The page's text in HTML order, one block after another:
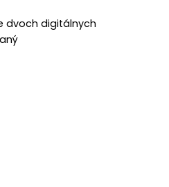
dvoch digitálnych